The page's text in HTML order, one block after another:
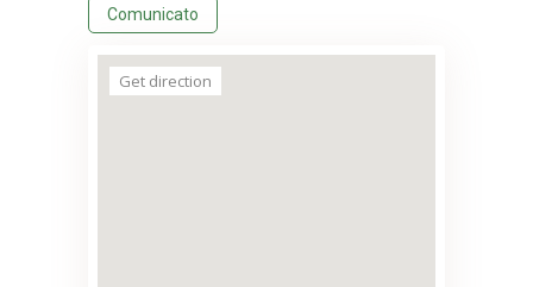
Comunicato
Get direction